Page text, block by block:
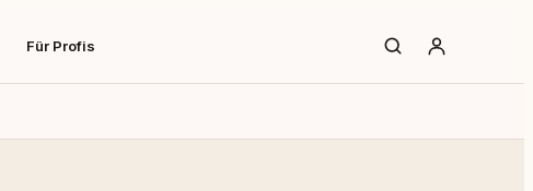
Für Profis